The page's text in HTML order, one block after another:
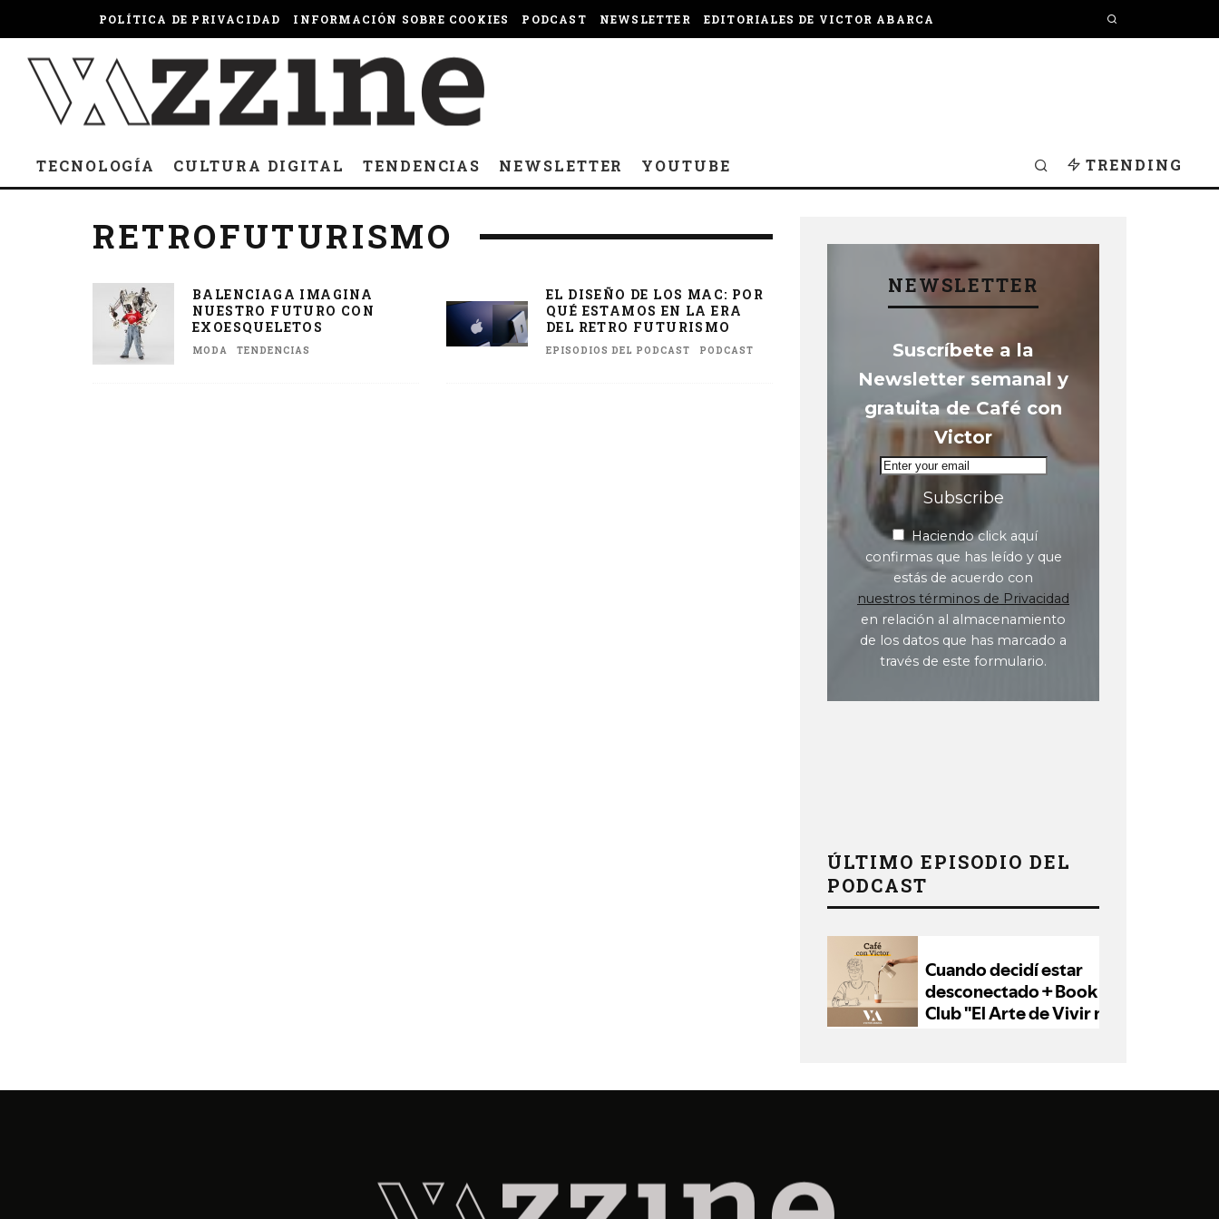
POLÍTICA DE PRIVACIDAD INFORMACIÓN SOBRE COOKIES PODCAST NEWSLETTER EDITORIALES DE VICTOR ABARCA
TECNOLOGÍA CULTURA DIGITAL TENDENCIAS NEWSLETTER YOUTUBE TRENDING
RETROFUTURISMO
BALENCIAGA IMAGINA
NUESTRO FUTURO CON
EXOESQUELETOS
MODA TENDENCIAS
EL DISEÑO DE LOS MAC: POR
QUÉ ESTAMOS EN LA ERA
DEL RETRO FUTURISMO
EPISODIOS DEL PODCAST PODCAST
NEWSLETTER
Suscríbete a la
Newsletter semanal y
gratuita de Café con
Victor
Subscribe
Haciendo click aquí
confirmas que has leído y que
estás de acuerdo con
nuestros términos de Privacidad
en relación al almacenamiento
de los datos que has marcado a
través de este formulario.
ÚLTIMO EPISODIO DEL
PODCAST